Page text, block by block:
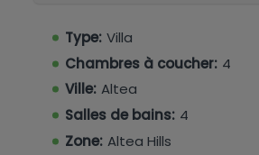
Type: Villa
Chambres à coucher: 4
Ville: Altea
Salles de bains: 4
Zone: Altea Hills